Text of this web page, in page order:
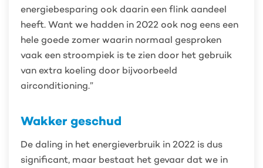
energiebesparing ook daarin een flink aandeel
heeft. Want we hadden in 2022 ook nog eens een
hele goede zomer waarin normaal gesproken
vaak een stroompiek is te zien door het gebruik
van extra koeling door bijvoorbeeld
airconditioning.”
Wakker geschud
De daling in het energieverbruik in 2022 is dus
significant, maar bestaat het gevaar dat we in